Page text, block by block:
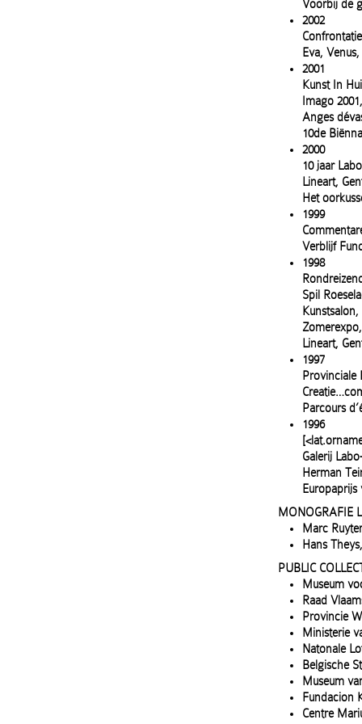
Voorbij de
2002
Eva,
2001
Kunst In
Imago
Anges
10de
2000
10 jaar
Lineart,
Het
1999
Verblijf
1998
Spil
Lineart,
1997
Provinciale
Parcours
1996
Galerij
Herman
MONOGRAFIE
Marc
Hans
PUBLIC
Museum
Raad
Provincie
Ministerie
Natonale
Belgische
Museum
Fundacion
Centre